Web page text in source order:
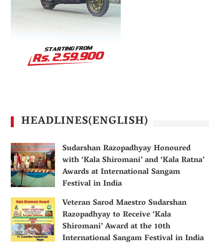
HEADLINES(ENGLISH)
Sudarshan Razopadhyay Honoured
with ‘Kala Shiromani’ and ‘Kala Ratna’
Awards at International Sangam
Festival in India
Veteran Sarod Maestro Sudarshan
Razopadhyay to Receive ‘Kala
Shiromani’ Award at the 10th
International Sangam Festival in India